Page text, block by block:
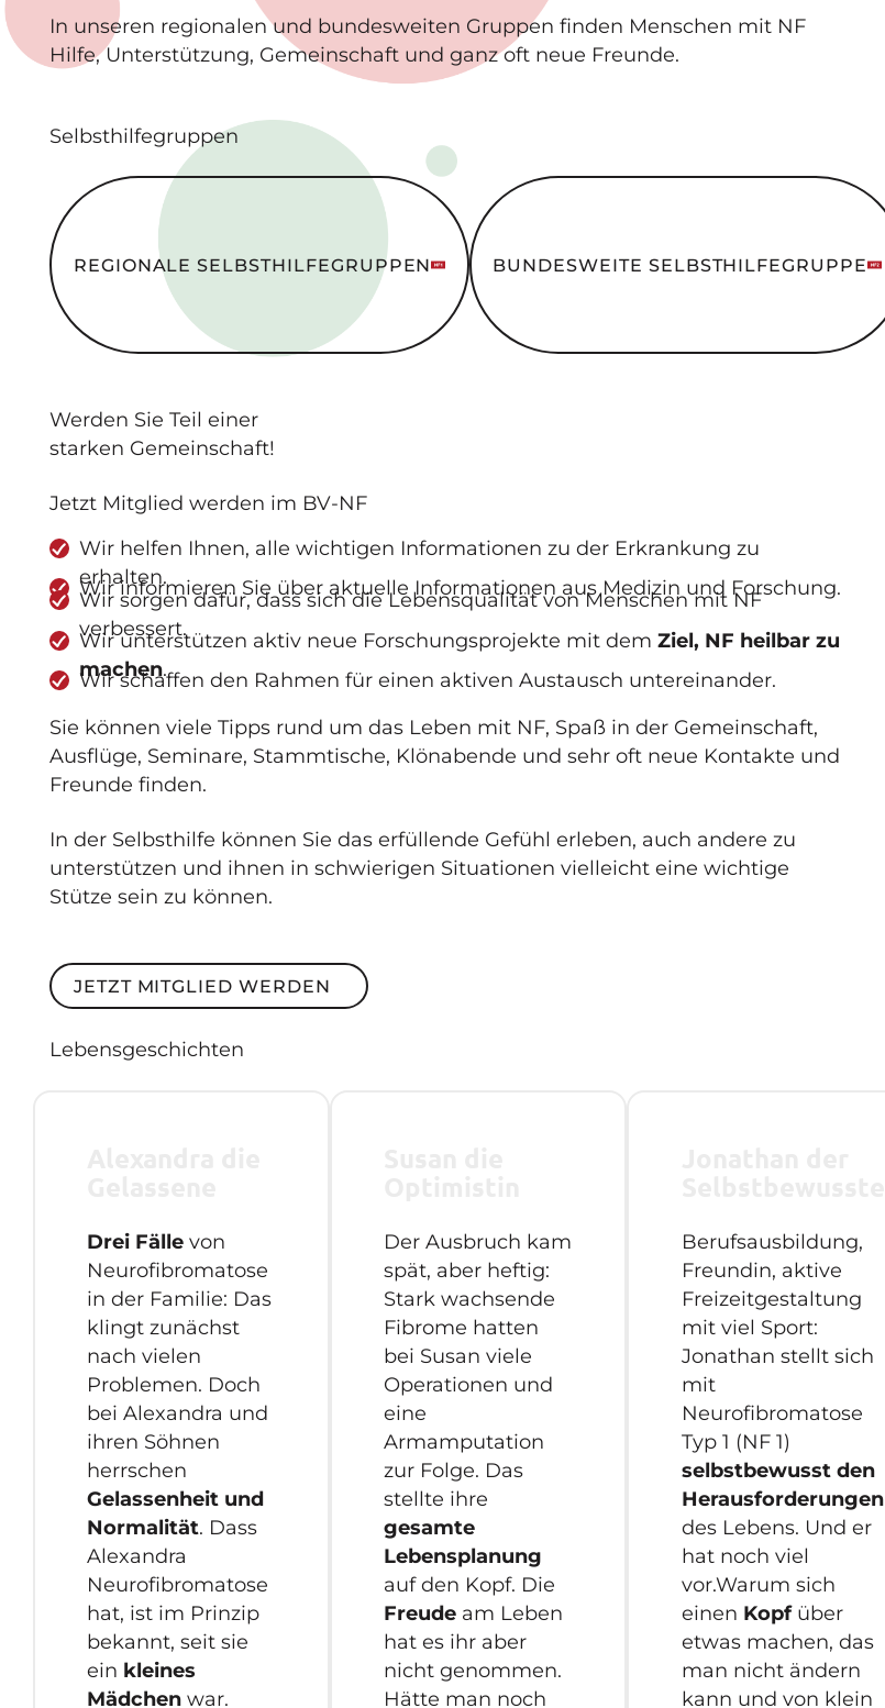
In unseren regionalen und bundesweiten Gruppen finden Menschen mit NF
Hilfe, Unterstützung, Gemeinschaft und ganz oft neue Freunde.
Selbsthilfegruppen
Regionale Selbsthilfe­gruppen
REGIONALE SELBSTHILFE­GRUPPEN
Bundesweite SelbsthilfeGruppe
BUNDESWEITE SELBSTHILFEGRUPPE
Werden SieTeil einer
starken Gemeinschaft!
Jetzt Mitglied werden im BV-NF
Wir helfen Ihnen, alle wichtigen Informationen zu der Erkrankung zu
erhalten.
Wir informieren Sie über aktuelle Informationen aus Medizin und Forschung.
Wir sorgen dafür, dass sich die Lebensqualität von Menschen mit NF
verbessert.
Wir unterstützen aktiv neue Forschungsprojekte mit dem Ziel, NF heilbar zu
machen.
Wir schaffen den Rahmen für einen aktiven Austausch untereinander.
Sie können viele Tipps rund um das Leben mit NF, Spaß in der Gemeinschaft,
Ausflüge, Seminare, Stammtische, Klönabende und sehr oft neue Kontakte und
Freunde finden.
In der Selbsthilfe können Sie das erfüllende Gefühl erleben, auch andere zu
unterstützen und ihnen in schwierigen Situationen vielleicht eine wichtige
Stütze sein zu können.
Jetzt Mitglied werden
JETZT MITGLIED WERDEN
Lebensgeschichten
Drei Fälle von
Neurofibromatose
in der Familie: Das
klingt zunächst
nach vielen
Problemen. Doch
bei Alexandra und
ihren Söhnen
herrschen
Gelassenheit und
Normalität. Dass
Alexandra
Neurofibromatose
hat, ist im Prinzip
bekannt, seit sie
ein kleines
Mädchen war.
Der Ausbruch kam
spät, aber heftig:
Stark wachsende
Fibrome hatten
bei Susan viele
Operationen und
eine
Armamputation
zur Folge. Das
stellte ihre
gesamte
Lebensplanung
auf den Kopf. Die
Freude am Leben
hat es ihr aber
nicht genommen.
Hätte man noch
Berufsausbildung,
Freundin, aktive
Freizeitgestaltung
mit viel Sport:
Jonathan stellt sich
mit
Neurofibromatose
Typ 1 (NF 1)
selbstbewusst den
Herausforderungen
des Lebens. Und er
hat noch viel
vor.Warum sich
einen Kopfüber
etwas machen, das
man nicht ändern
kann und von klein